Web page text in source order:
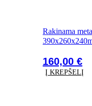
Rakinama
160,00 €
Į KREPŠELĮ